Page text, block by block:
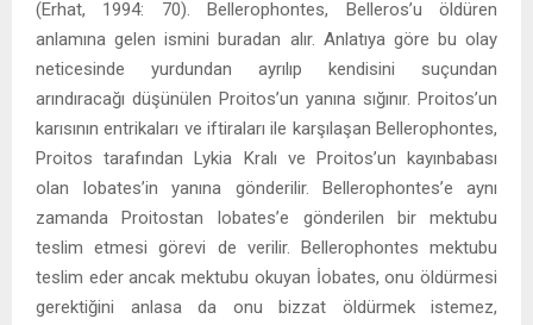
(Erhat, 1994: 70). Bellerophontes, Belleros’u öldüren
anlamına gelen ismini buradan alır. Anlatıya göre bu olay
neticesinde yurdundan ayrılıp kendisini suçundan
arındıracağı düşünülen Proitos’un yanına sığınır. Proitos’un
karısının entrikaları ve iftiraları ile karşılaşan Bellerophontes,
Proitos tarafından Lykia Kralı ve Proitos’un kayınbabası
olan Iobates’in yanına gönderilir. Bellerophontes’e aynı
zamanda Proitostan Iobates’e gönderilen bir mektubu
teslim etmesi görevi de verilir. Bellerophontes mektubu
teslim eder ancak mektubu okuyan İobates, onu öldürmesi
gerektiğini anlasa da onu bizzat öldürmek istemez,